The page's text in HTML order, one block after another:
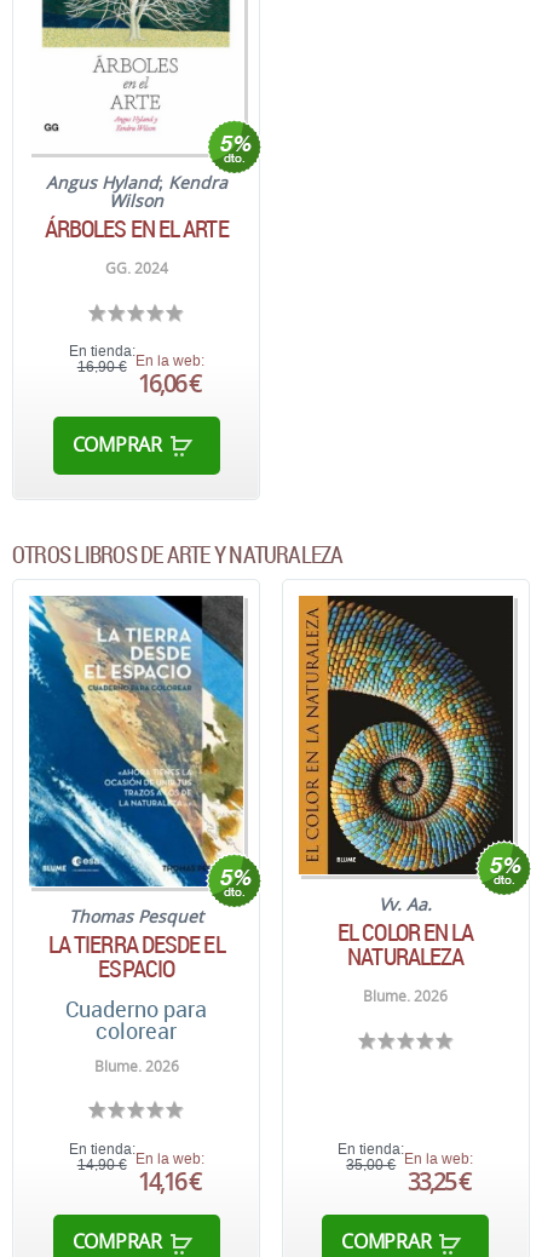
Angus Hyland; Kendra
Wilson
ÁRBOLES EN EL ARTE
GG. 2024
En tienda:
16,90 € En la web:
16,06 €
COMPRAR
OTROS LIBROS DE ARTE Y NATURALEZA
Thomas Pesquet
LA TIERRA DESDE EL
ESPACIO
Cuaderno para
colorear
Blume. 2026
En tienda:
14,90 € En la web:
14,16 €
COMPRAR
Vv. Aa.
EL COLOR EN LA
NATURALEZA
Blume. 2026
En tienda:
35,00 € En la web:
33,25 €
COMPRAR